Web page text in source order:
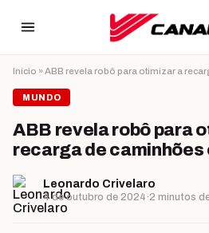
Início »ABB revela robô para otimizar a
MUNDO
ABB revela robô para
recarga de
Leonardo Crivelaro
4 de outubro de 2024·2 minutos